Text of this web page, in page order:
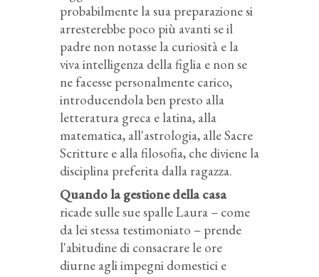
probabilmente la sua preparazione si
arresterebbe poco più avanti se il
padre non notasse la curiosità e la
viva intelligenza della figlia e non se
ne facesse personalmente carico,
introducendola ben presto alla
letteratura greca e latina, alla
matematica, all'astrologia, alle Sacre
Scritture e alla filosofia, che diviene la
disciplina preferita dalla ragazza.
Quando la gestione della casa
ricade sulle sue spalle Laura – come
da lei stessa testimoniato – prende
l'abitudine di consacrare le ore
diurne agli impegni domestici e